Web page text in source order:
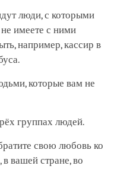
люди, с которыми
не имеете с ними
например, кассир в
которые вам не
группах людей.
свою любовь ко
вашей стране, во